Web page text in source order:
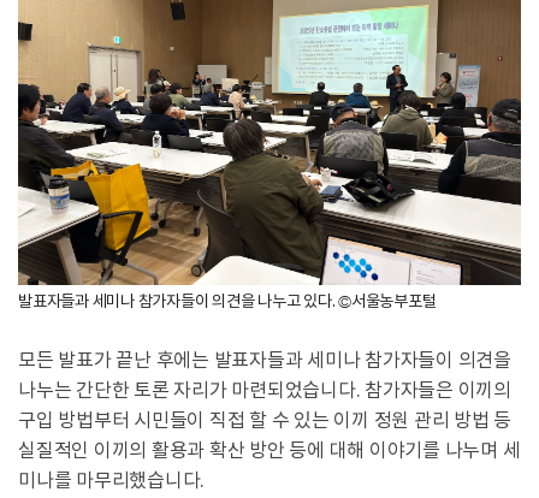
발표자들과 세미나 참가자들이 의견을 나누고 있다. ©서울농부포털
모든 발표가 끝난 후에는 발표자들과 세미나 참가자들이 의견을
나누는 간단한 토론 자리가 마련되었습니다. 참가자들은 이끼의
구입 방법부터 시민들이 직접 할 수 있는 이끼 정원 관리 방법 등
실질적인 이끼의 활용과 확산 방안 등에 대해 이야기를 나누며 세
미나를 마무리했습니다.